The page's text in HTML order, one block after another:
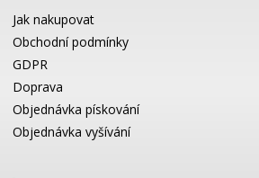
Jak nakupovat
Obchodní podmínky
GDPR
Doprava
Objednávka pískování
Objednávka vyšívání